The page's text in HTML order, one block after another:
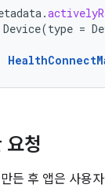
.
Device(type =
요청
든 후 앱은 사용